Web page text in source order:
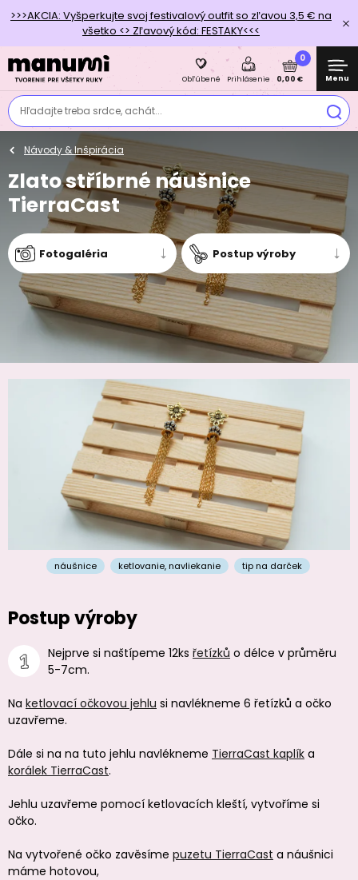
>>>AKCIA: Vyšperkujte svoj festivalový outfit so zľavou 3,5 € na
všetko <> Zľavový kód: FESTAKY<<<
Hľadajte treba srdce, achát...
Obľúbené Prihlásenie
0
0,00 € Menu
Návody & Inšpirácia
Zlato stříbrné náušnice
TierraCast
Fotogaléria Postup výroby
náušnice ketlovanie, navliekanie tip na darček
Postup výroby
Nejprve si naštípeme 12ks řetízků o délce v průměru
5-7cm.
Na ketlovací očkovou jehlu si navlékneme 6 řetízků a očko
uzavřeme.
Dále si na na tuto jehlu navlékneme TierraCast kaplík a
korálek TierraCast.
Jehlu uzavřeme pomocí ketlovacích kleští, vytvoříme si
očko.
Na vytvořené očko zavěsíme puzetu TierraCast a náušnici
máme hotovou,